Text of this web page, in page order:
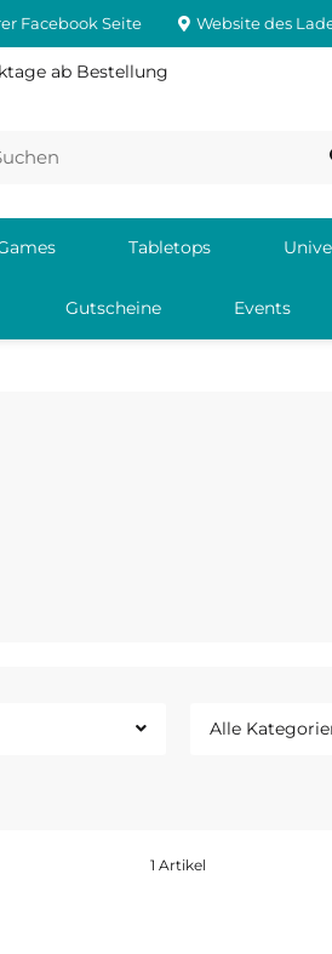
Facebook Seite Website des
ab Bestellung
Tabletops
Gutscheine Events
Alle
1 Artikel